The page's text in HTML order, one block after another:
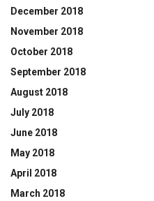
December 2018
November 2018
October 2018
September 2018
August 2018
July 2018
June 2018
May 2018
April 2018
March 2018